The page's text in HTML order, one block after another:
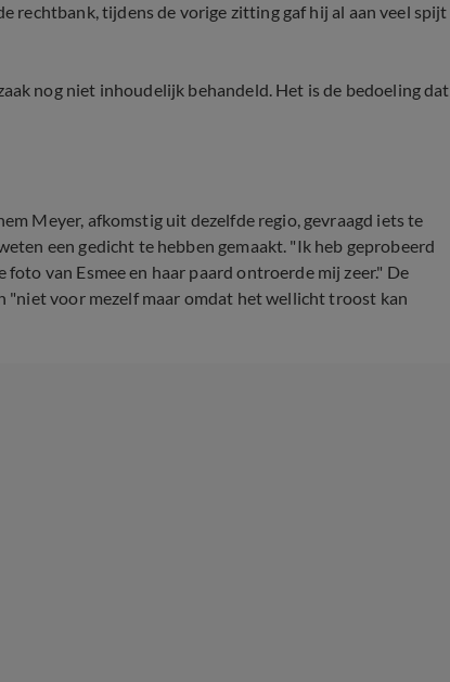
rechtbank, tijdens de vorige zitting gaf hij al aan veel spijt
nog niet inhoudelijk behandeld. Het is de bedoeling dat
Meyer, afkomstig uit dezelfde regio, gevraagd iets te
een gedicht te hebben gemaakt. "Ik heb geprobeerd
van Esmee en haar paard ontroerde mij zeer." De
voor mezelf maar omdat het wellicht troost kan